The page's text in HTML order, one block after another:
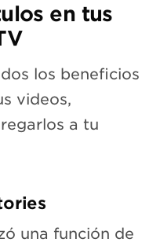
en tus
los beneficios
videos,
a tu
una función de